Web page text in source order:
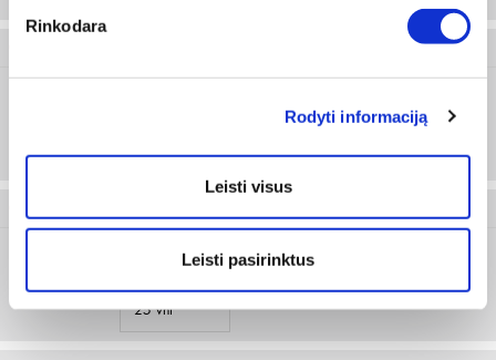
Rinkodara
Rodyti informaciją
Leisti visus
Leisti pasirinktus
Prisijungti arba registruotis
M12
25 vnt